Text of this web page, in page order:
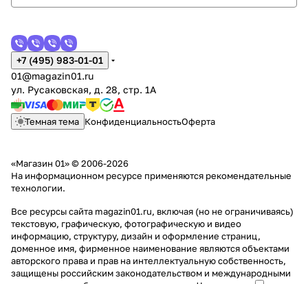
+7 (495) 983-01-01
01@magazin01.ru
ул. Русаковская, д. 28, стр. 1А
Темная тема КонфиденциальностьОферта
«Магазин 01» © 2006-2026
На информационном ресурсе применяются рекомендательные
технологии.
Все ресурсы сайта magazin01.ru, включая (но не ограничиваясь)
текстовую, графическую, фотографическую и видео
информацию, структуру, дизайн и оформление страниц,
доменное имя, фирменное наименование являются объектами
авторского права и прав на интеллектуальную собственность,
защищены российским законодательством и международными